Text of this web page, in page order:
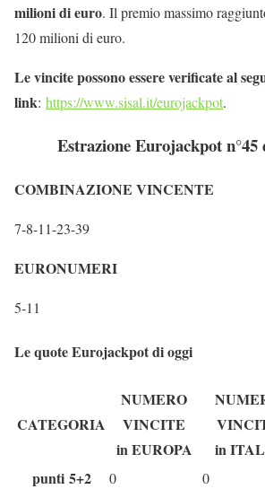
milioni di euro. Il premio massimo
120 milioni di euro.
Le vincite possono essere verificate al
link: https://www.sisal.it/eurojackpot.
Estrazione Eurojackpot n°45
COMBINAZIONE VINCENTE
7-8-11-23-39
EURONUMERI
5-11
Le quote Eurojackpot di oggi
CATEGORIA
NUMERO
VINCITE
in EUROPA
in
punti 5+2 0 0